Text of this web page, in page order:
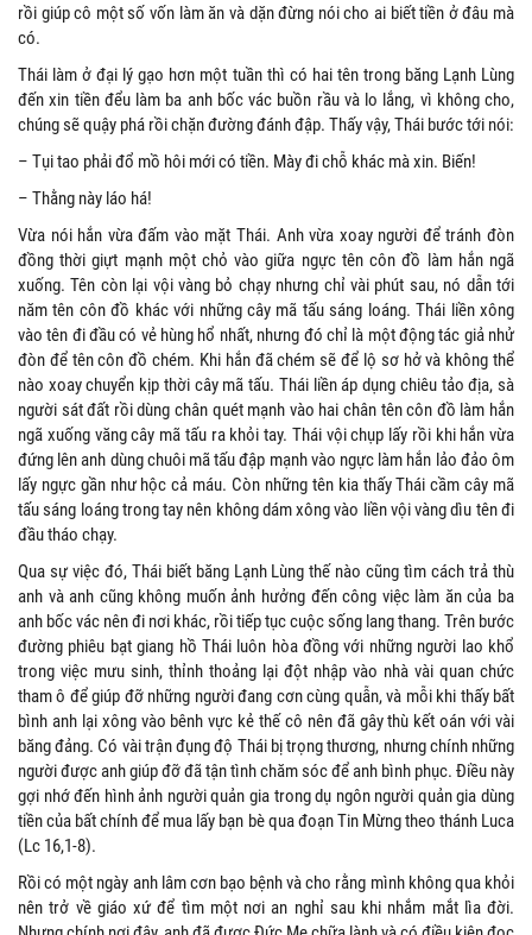
rồi giúp cô một số vốn làm ăn và dặn đừng nói cho ai biết tiền ở đâu mà
có.
Thái làm ở đại lý gạo hơn một tuần thì có hai tên trong băng Lạnh Lùng
đến xin tiền đểu làm ba anh bốc vác buồn rầu và lo lắng, vì không cho,
chúng sẽ quậy phá rồi chặn đường đánh đập. Thấy vậy, Thái bước tới nói:
– Tụi tao phải đổ mồ hôi mới có tiền. Mày đi chỗ khác mà xin. Biến!
– Thằng này láo há!
Vừa nói hắn vừa đấm vào mặt Thái. Anh vừa xoay người để tránh đòn
đồng thời giựt mạnh một chỏ vào giữa ngực tên côn đồ làm hắn ngã
xuống. Tên còn lại vội vàng bỏ chạy nhưng chỉ vài phút sau, nó dẫn tới
năm tên côn đồ khác với những cây mã tấu sáng loáng. Thái liền xông
vào tên đi đầu có vẻ hùng hổ nhất, nhưng đó chỉ là một động tác giả nhử
đòn để tên côn đồ chém. Khi hắn đã chém sẽ để lộ sơ hở và không thể
nào xoay chuyển kịp thời cây mã tấu. Thái liền áp dụng chiêu tảo địa, sà
người sát đất rồi dùng chân quét mạnh vào hai chân tên côn đồ làm hắn
ngã xuống văng cây mã tấu ra khỏi tay. Thái vội chụp lấy rồi khi hắn vừa
đứng lên anh dùng chuôi mã tấu đập mạnh vào ngực làm hắn lảo đảo ôm
lấy ngực gần như hộc cả máu. Còn những tên kia thấy Thái cầm cây mã
tấu sáng loáng trong tay nên không dám xông vào liền vội vàng dìu tên đi
đầu tháo chạy.
Qua sự việc đó, Thái biết băng Lạnh Lùng thế nào cũng tìm cách trả thù
anh và anh cũng không muốn ảnh hưởng đến công việc làm ăn của ba
anh bốc vác nên đi nơi khác, rồi tiếp tục cuộc sống lang thang. Trên bước
đường phiêu bạt giang hồ Thái luôn hòa đồng với những người lao khổ
trong việc mưu sinh, thỉnh thoảng lại đột nhập vào nhà vài quan chức
tham ô để giúp đỡ những người đang cơn cùng quẫn, và mỗi khi thấy bất
bình anh lại xông vào bênh vực kẻ thế cô nên đã gây thù kết oán với vài
băng đảng. Có vài trận đụng độ Thái bị trọng thương, nhưng chính những
người được anh giúp đỡ đã tận tình chăm sóc để anh bình phục. Điều này
gợi nhớ đến hình ảnh người quản gia trong dụ ngôn người quản gia dùng
tiền của bất chính để mua lấy bạn bè qua đoạn Tin Mừng theo thánh Luca
(Lc 16,1-8).
Rồi có một ngày anh lâm cơn bạo bệnh và cho rằng mình không qua khỏi
nên trở về giáo xứ để tìm một nơi an nghỉ sau khi nhắm mắt lìa đời.